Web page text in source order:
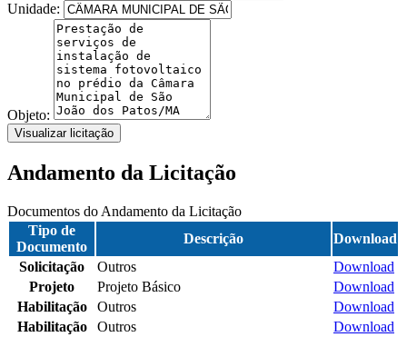
Unidade:
Objeto:
Visualizar licitação
Andamento da Licitação
Documentos do Andamento da Licitação
Tipo de
Documento
Descrição
Download
Solicitação
Outros
Download
Projeto
Projeto Básico
Download
Habilitação
Outros
Download
Habilitação
Outros
Download